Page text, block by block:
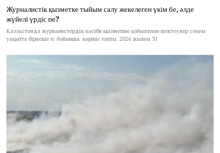
Журналистік қызметке тыйым салу жекелеген үкім бе, әлде
жүйелі үрдіс пе?
Қазақстанда журналистердің кәсіби қызметіне қойылатын шектеулер соңғы
уақытта бірнеше іс бойынша көрініс тапты. 2026 жылғы 31